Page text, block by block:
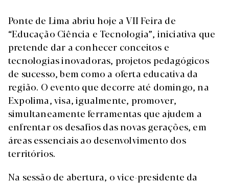
Ponte de Lima abriu hoje a VII Feira de
“Educação Ciência e Tecnologia”, iniciativa que
pretende dar a conhecer conceitos e
tecnologias inovadoras, projetos pedagógicos
de sucesso, bem como a oferta educativa da
região. O evento que decorre até domingo, na
Expolima, visa, igualmente, promover,
simultaneamente ferramentas que ajudem a
enfrentar os desafios das novas gerações, em
áreas essenciais ao desenvolvimento dos
territórios.
Na sessão de abertura, o vice-presidente da